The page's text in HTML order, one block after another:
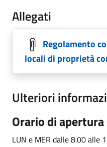
Allegati
Regolamento
locali di proprietà
Ulteriori
Orario di
LUN e MER dalle 8.00 alle